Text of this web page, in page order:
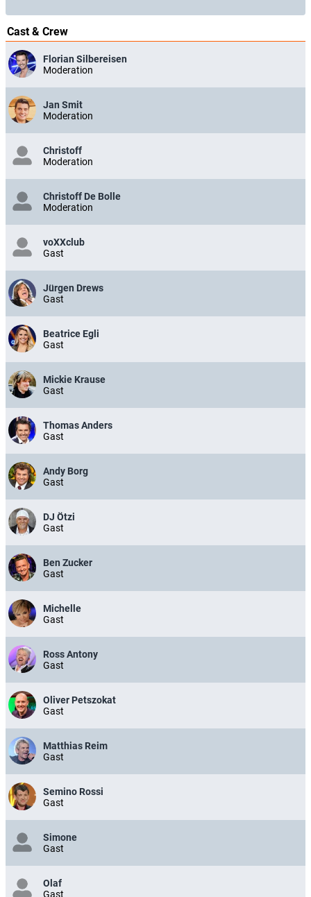
Cast & Crew
Florian Silbereisen
Moderation
Jan Smit
Moderation
Christoff
Moderation
Christoff De Bolle
Moderation
voXXclub
Gast
Jürgen Drews
Gast
Beatrice Egli
Gast
Mickie Krause
Gast
Thomas Anders
Gast
Andy Borg
Gast
DJ Ötzi
Gast
Ben Zucker
Gast
Michelle
Gast
Ross Antony
Gast
Oliver Petszokat
Gast
Matthias Reim
Gast
Semino Rossi
Gast
Simone
Gast
Olaf
Gast